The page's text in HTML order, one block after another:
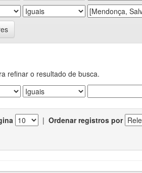
refinar o resultado de busca.
| Ordenar registros por